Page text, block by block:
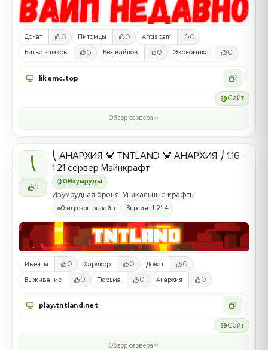
Донат 0 Питомцы 0 Antispam 0
Битва замков 0 Без вайпов 0 Экономика 0
likemc.top
Сайт
Обзор сервера
⎝
0
0 Изумруды
⎝ АНАРХИЯ 🦀 TNTLAND 🦀 АНАРХИЯ ⎠ 1.16 -
1.21 сервер Майнкрафт
Изумрудная броня, Уникальные крафты
0 игроков онлайн Версия: 1.21.4
Ивенты 0 Хардкор 0 Донат 0
Выживание 0 Тюрьма 0 Анархия 0
play.tntland.net
Сайт
Обзор сервера